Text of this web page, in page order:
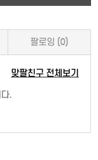
팔로잉 (0)
맞팔친구 전체보기
.